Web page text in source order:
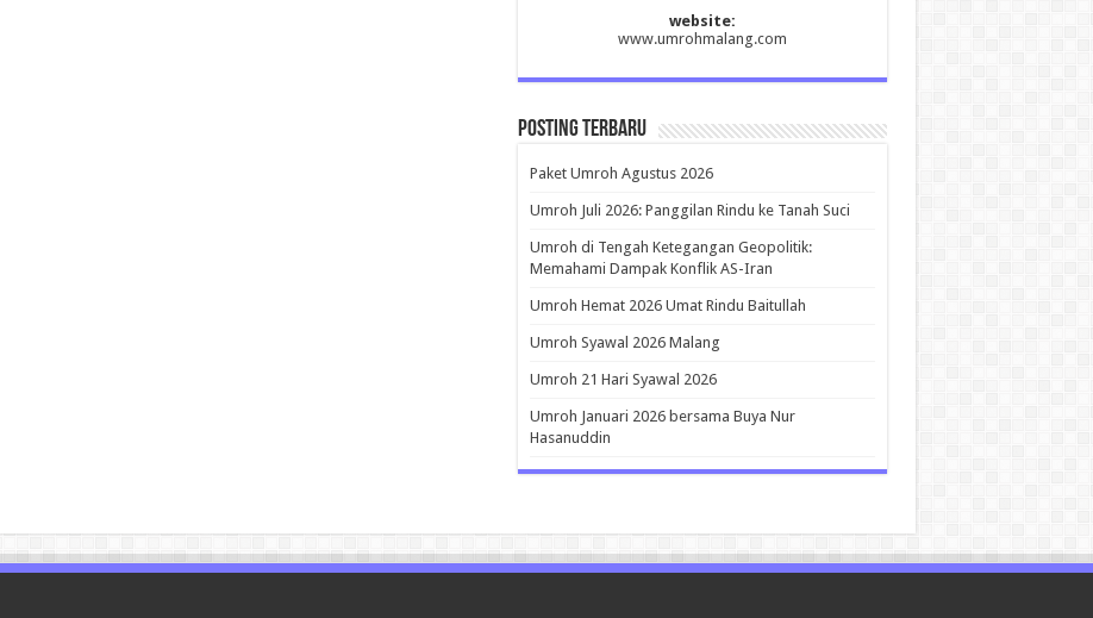
website:
www.umrohmalang.com
Posting Terbaru
Paket Umroh Agustus 2026
Umroh Juli 2026: Panggilan Rindu ke Tanah Suci
Umroh di Tengah Ketegangan Geopolitik:
Memahami Dampak Konflik AS-Iran
Umroh Hemat 2026 Umat Rindu Baitullah
Umroh Syawal 2026 Malang
Umroh 21 Hari Syawal 2026
Umroh Januari 2026 bersama Buya Nur
Hasanuddin